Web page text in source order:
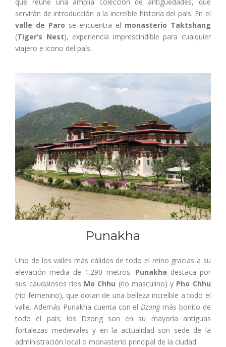
servirán de introducción a la increíble historia del país. En el
valle de Paro se encuentra el monasterio Taktshang
(Tiger’s Nest), experiencia imprescindible para cualquier
viajero e icono del país.
Punakha
Uno de los valles más cálidos de todo el reino gracias a su
elevación media de 1.290 metros. Punakha destaca por
sus caudalosos ríos Mo Chhu (río masculino) y Pho Chhu
(río femenino), que dotan de una belleza increíble a todo el
valle. Además Punakha cuenta con el Dzongmás bonito de
todo el país; los Dzong son en su mayoría antiguas
fortalezas medievales y en la actualidad son sede de la
administración local o monasterio principal de la ciudad.